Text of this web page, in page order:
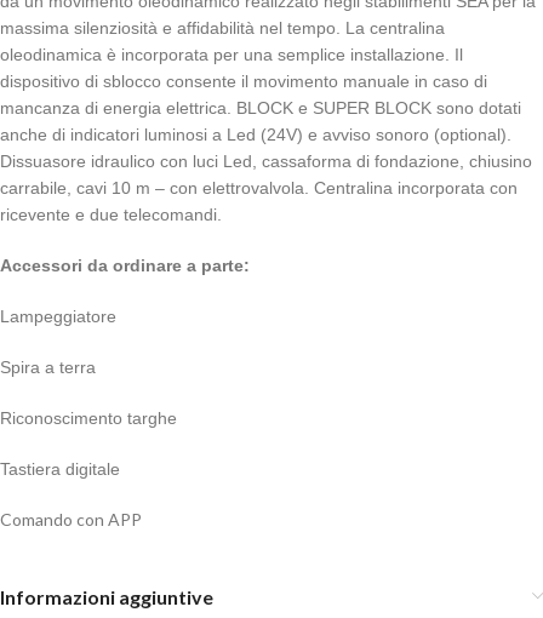
massima silenziosità e affidabilità nel tempo. La centralina
oleodinamica è incorporata per una semplice installazione. Il
dispositivo di sblocco consente il movimento manuale in caso di
mancanza di energia elettrica. BLOCK e SUPER BLOCK sono dotati
anche di indicatori luminosi a Led (24V) e avviso sonoro (optional).
Dissuasore idraulico con luci Led, cassaforma di fondazione, chiusino
carrabile, cavi 10 m – con elettrovalvola. Centralina incorporata con
ricevente e due telecomandi.
Accessori da ordinare a parte:
Lampeggiatore
Spira a terra
Riconoscimento targhe
Tastiera digitale
Comando con APP
Informazioni aggiuntive